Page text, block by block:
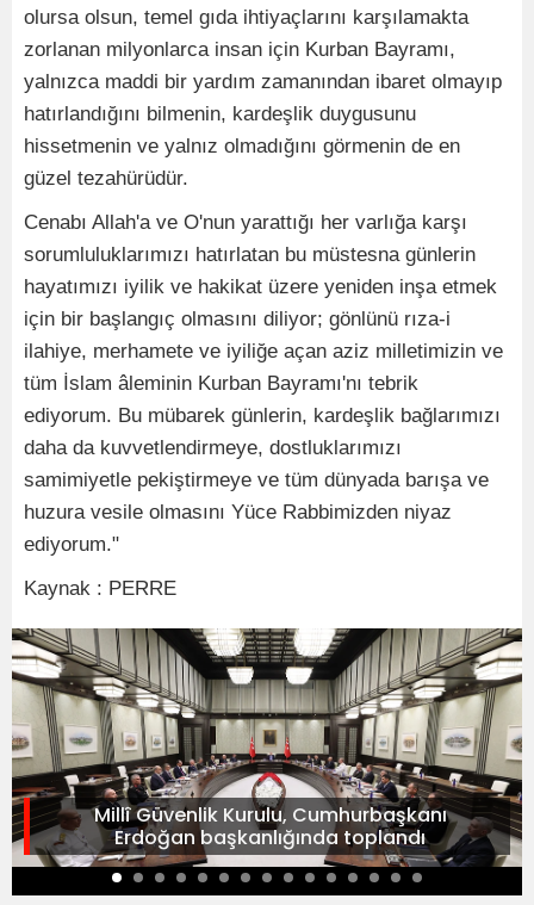
olursa olsun, temel gıda ihtiyaçlarını karşılamakta
zorlanan milyonlarca insan için Kurban Bayramı,
yalnızca maddi bir yardım zamanından ibaret olmayıp
hatırlandığını bilmenin, kardeşlik duygusunu
hissetmenin ve yalnız olmadığını görmenin de en
güzel tezahürüdür.
Cenabı Allah'a ve O'nun yarattığı her varlığa karşı
sorumluluklarımızı hatırlatan bu müstesna günlerin
hayatımızı iyilik ve hakikat üzere yeniden inşa etmek
için bir başlangıç olmasını diliyor; gönlünü rıza-i
ilahiye, merhamete ve iyiliğe açan aziz milletimizin ve
tüm İslam âleminin Kurban Bayramı'nı tebrik
ediyorum. Bu mübarek günlerin, kardeşlik bağlarımızı
daha da kuvvetlendirmeye, dostluklarımızı
samimiyetle pekiştirmeye ve tüm dünyada barışa ve
huzura vesile olmasını Yüce Rabbimizden niyaz
ediyorum."
Kaynak : PERRE
Millî Güvenlik Kurulu, Cumhurbaşkanı
Erdoğan başkanlığında toplandı